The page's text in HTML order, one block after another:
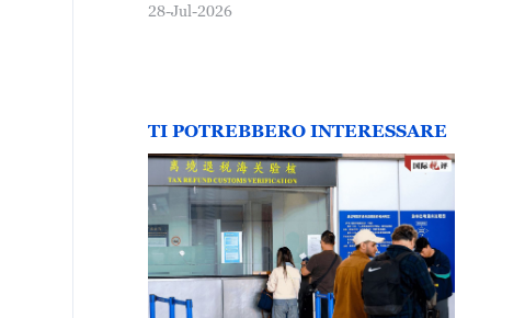
28-Jul-2026
TI POTREBBERO INTERESSARE